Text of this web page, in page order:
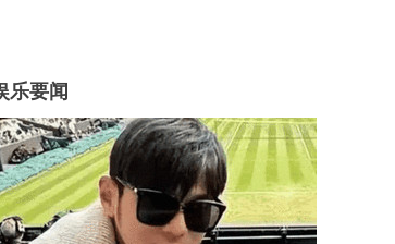
媒体:涉台问题麦考尔与鲁比奥表态分化 谁能
代表华盛顿
名下"俄罗斯亚马逊"遭乌军连环轰炸 俄罗斯女
首富怒了
亲人均离去女孩8岁独居床头放菜刀 被老